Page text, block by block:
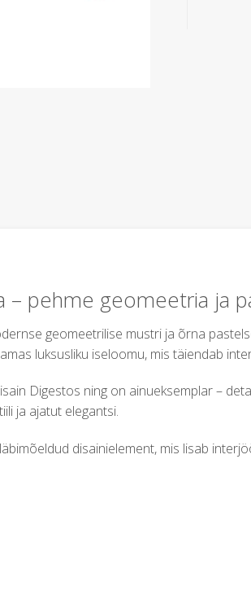
– pehme geomeetria ja
geomeetrilise mustri ja õrna
luksusliku iseloomu, mis täiendab
Digestos ning on ainueksemplar –
ja ajatut elegantsi.
disainielement, mis lisab